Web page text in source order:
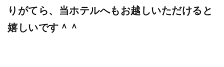
りがてら、当ホテルへもお越しいただけると
嬉しいです＾＾